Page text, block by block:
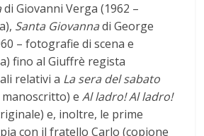
di Giovanni Verga (1962 –
Santa Giovannadi George
– fotografie di scena e
fino al Giuffrè regista
relativi a La sera del sabato
manoscritto) eAl ladro! Al ladro!
e, inoltre, le prime
con il fratello Carlo (copione